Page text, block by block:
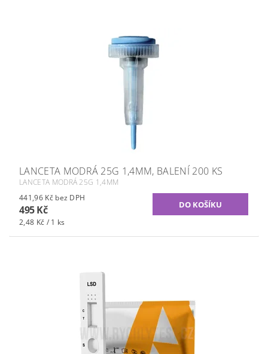
LANCETA MODRÁ 25G 1,4MM, BALENÍ 200 KS
LANCETA MODRÁ 25G 1,4MM
441,96 Kč bez DPH
495 Kč
2,48 Kč / 1 ks